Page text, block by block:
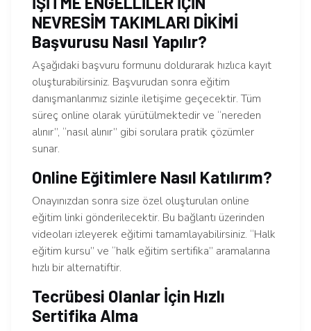
NEVRESİM TAKIMLARI DİKİMİ
Başvurusu Nasıl Yapılır?
Aşağıdaki başvuru formunu doldurarak hızlıca kayıt
oluşturabilirsiniz. Başvurudan sonra eğitim
danışmanlarımız sizinle iletişime geçecektir. Tüm
süreç online olarak yürütülmektedir ve “nereden
alınır”, “nasıl alınır” gibi sorulara pratik çözümler
sunar.
Online Eğitimlere Nasıl Katılırım?
Onayınızdan sonra size özel oluşturulan online
eğitim linki gönderilecektir. Bu bağlantı üzerinden
videoları izleyerek eğitimi tamamlayabilirsiniz. “Halk
eğitim kursu” ve “halk eğitim sertifika” aramalarına
hızlı bir alternatiftir.
Tecrübesi Olanlar İçin Hızlı
Sertifika Alma